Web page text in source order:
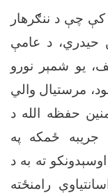
چې د ننګرهار
حيدري، د عامې
یو شمېر نورو
مرستیال والي
حفظه الله د
جريبه ځمکه په
ته به د
رامنځته